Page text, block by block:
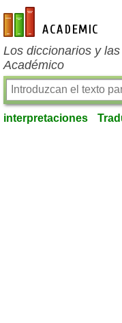
es-academic.com
Los diccionarios y
Académico
interpretaciones